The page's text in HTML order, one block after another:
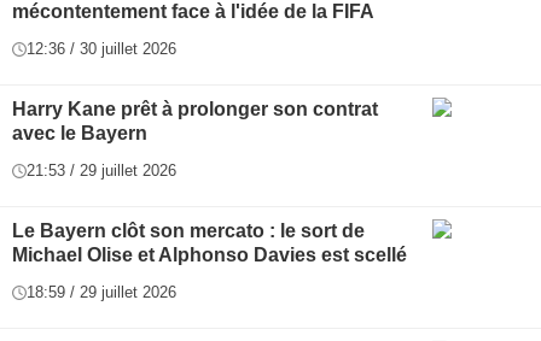
mécontentement face à l'idée de la FIFA
12:36 / 30 juillet 2026
Harry Kane prêt à prolonger son contrat
avec le Bayern
21:53 / 29 juillet 2026
Le Bayern clôt son mercato : le sort de
Michael Olise et Alphonso Davies est scellé
18:59 / 29 juillet 2026